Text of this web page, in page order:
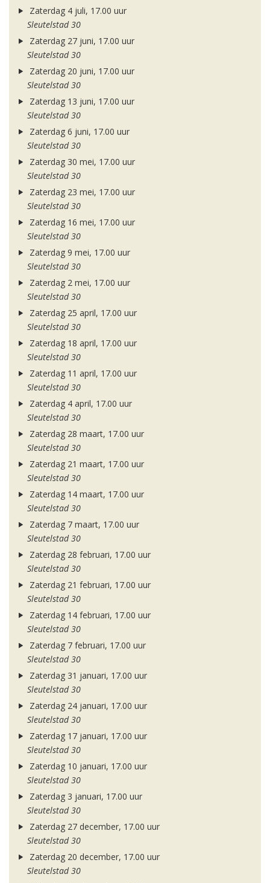
Zaterdag 4 juli, 17.00 uur
Sleutelstad 30
Zaterdag 27 juni, 17.00 uur
Sleutelstad 30
Zaterdag 20 juni, 17.00 uur
Sleutelstad 30
Zaterdag 13 juni, 17.00 uur
Sleutelstad 30
Zaterdag 6 juni, 17.00 uur
Sleutelstad 30
Zaterdag 30 mei, 17.00 uur
Sleutelstad 30
Zaterdag 23 mei, 17.00 uur
Sleutelstad 30
Zaterdag 16 mei, 17.00 uur
Sleutelstad 30
Zaterdag 9 mei, 17.00 uur
Sleutelstad 30
Zaterdag 2 mei, 17.00 uur
Sleutelstad 30
Zaterdag 25 april, 17.00 uur
Sleutelstad 30
Zaterdag 18 april, 17.00 uur
Sleutelstad 30
Zaterdag 11 april, 17.00 uur
Sleutelstad 30
Zaterdag 4 april, 17.00 uur
Sleutelstad 30
Zaterdag 28 maart, 17.00 uur
Sleutelstad 30
Zaterdag 21 maart, 17.00 uur
Sleutelstad 30
Zaterdag 14 maart, 17.00 uur
Sleutelstad 30
Zaterdag 7 maart, 17.00 uur
Sleutelstad 30
Zaterdag 28 februari, 17.00 uur
Sleutelstad 30
Zaterdag 21 februari, 17.00 uur
Sleutelstad 30
Zaterdag 14 februari, 17.00 uur
Sleutelstad 30
Zaterdag 7 februari, 17.00 uur
Sleutelstad 30
Zaterdag 31 januari, 17.00 uur
Sleutelstad 30
Zaterdag 24 januari, 17.00 uur
Sleutelstad 30
Zaterdag 17 januari, 17.00 uur
Sleutelstad 30
Zaterdag 10 januari, 17.00 uur
Sleutelstad 30
Zaterdag 3 januari, 17.00 uur
Sleutelstad 30
Zaterdag 27 december, 17.00 uur
Sleutelstad 30
Zaterdag 20 december, 17.00 uur
Sleutelstad 30